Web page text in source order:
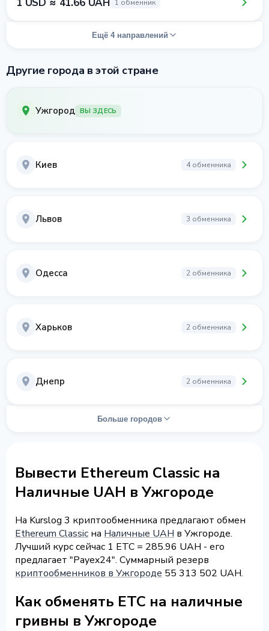
1 обменник
Ещё 4 направлений
Другие города в этой стране
Ужгород ВЫ ЗДЕСЬ
Киев 4 обменника
Львов 3 обменника
Одесса 2 обменника
Харьков 2 обменника
Днепр 2 обменника
Больше городов
Вывести Ethereum Classic на
Наличные UAH в Ужгороде
На Kurslog 3 криптообменника предлагают обмен
Ethereum Classic на Наличные UAH в Ужгороде.
Лучший курс сейчас 1 ETC = 285.96 UAH - его
предлагает "Payex24". Суммарный резерв
криптообменников в Ужгороде 55 313 502 UAH.
Как обменять ETC на наличные
гривны в Ужгороде